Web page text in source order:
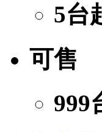
5台
可售
999